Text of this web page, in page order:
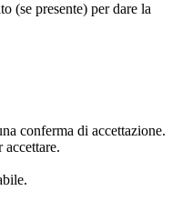
(se presente) per dare la
conferma di accettazione.